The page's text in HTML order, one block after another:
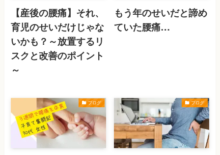
【産後の腰痛】それ、
育児のせいだけじゃな
いかも？～放置するリ
スクと改善のポイント
～
もう年のせいだと諦め
ていた腰痛…
ブログ ブログ